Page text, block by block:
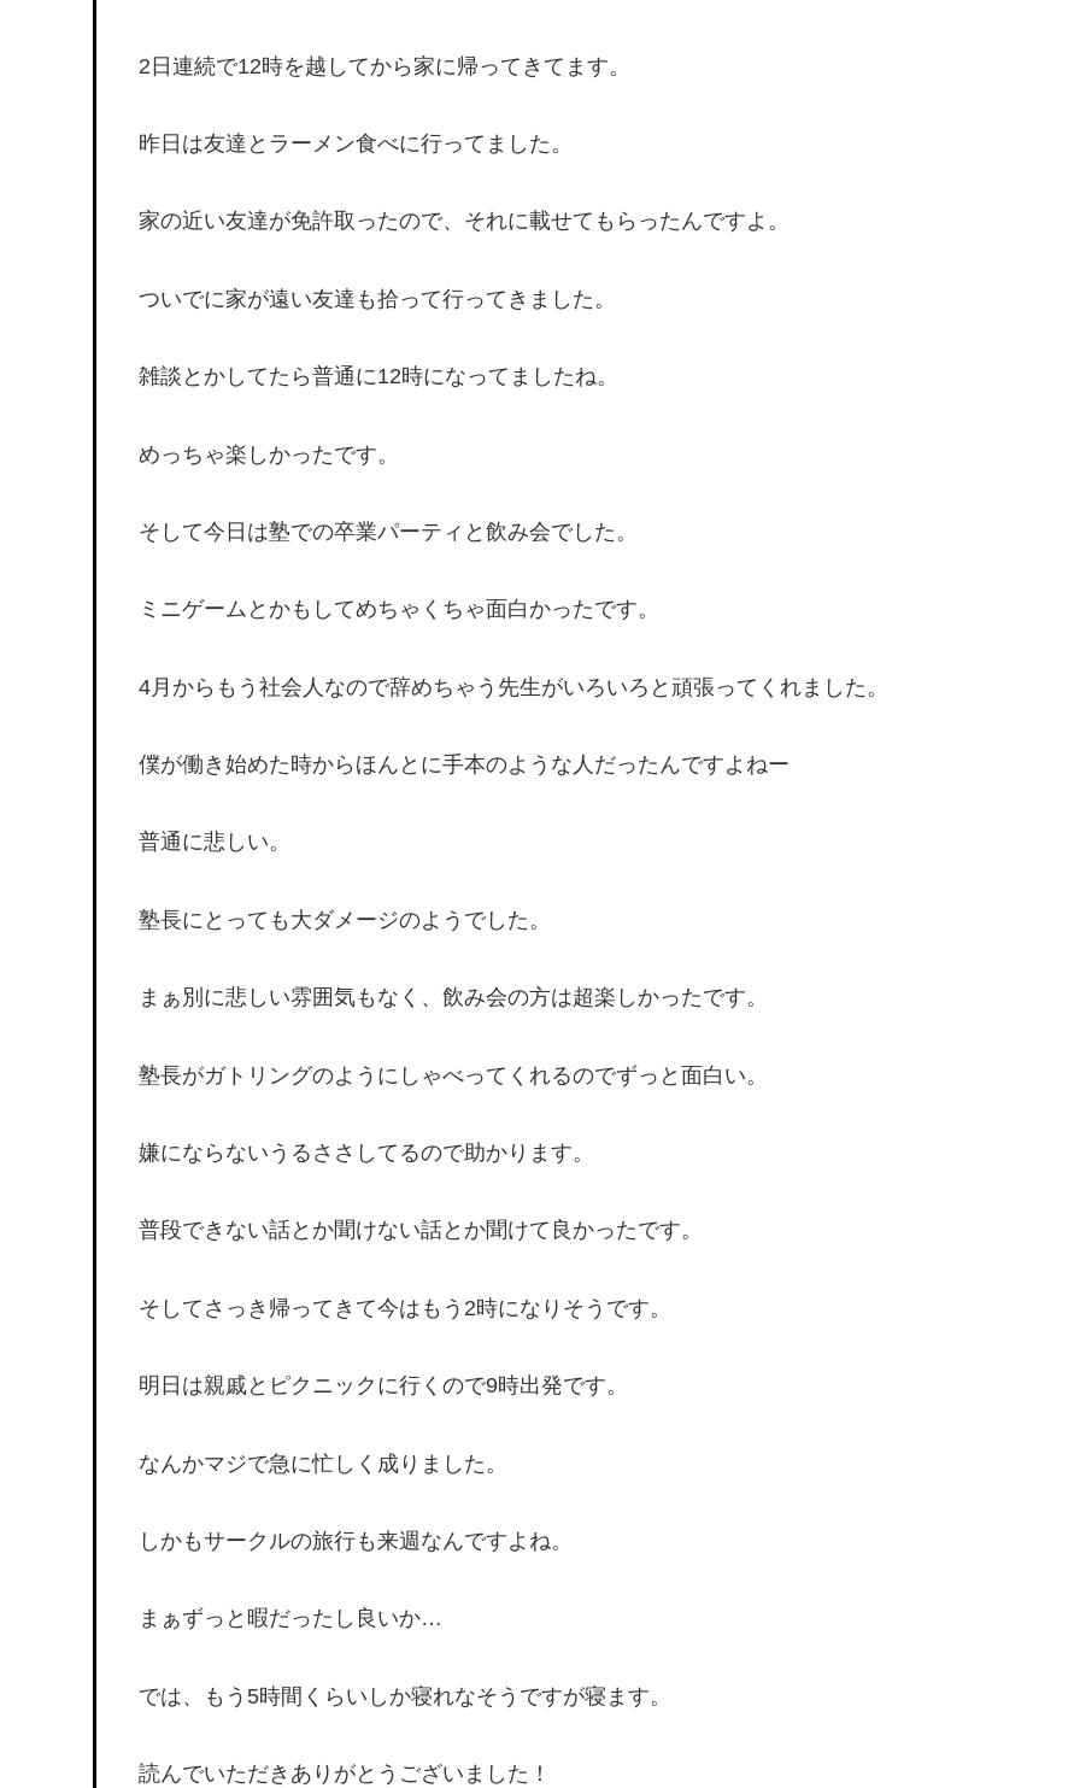
2日連続で12時を越してから家に帰ってきてます。
昨日は友達とラーメン食べに行ってました。
家の近い友達が免許取ったので、それに載せてもらったんですよ。
ついでに家が遠い友達も拾って行ってきました。
雑談とかしてたら普通に12時になってましたね。
めっちゃ楽しかったです。
そして今日は塾での卒業パーティと飲み会でした。
ミニゲームとかもしてめちゃくちゃ面白かったです。
4月からもう社会人なので辞めちゃう先生がいろいろと頑張ってくれました。
僕が働き始めた時からほんとに手本のような人だったんですよねー
普通に悲しい。
塾長にとっても大ダメージのようでした。
まぁ別に悲しい雰囲気もなく、飲み会の方は超楽しかったです。
塾長がガトリングのようにしゃべってくれるのでずっと面白い。
嫌にならないうるささしてるので助かります。
普段できない話とか聞けない話とか聞けて良かったです。
そしてさっき帰ってきて今はもう2時になりそうです。
明日は親戚とピクニックに行くので9時出発です。
なんかマジで急に忙しく成りました。
しかもサークルの旅行も来週なんですよね。
まぁずっと暇だったし良いか…
では、もう5時間くらいしか寝れなそうですが寝ます。
読んでいただきありがとうございました！